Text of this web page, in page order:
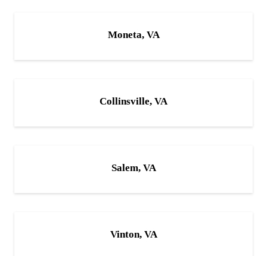
Moneta, VA
Collinsville, VA
Salem, VA
Vinton, VA